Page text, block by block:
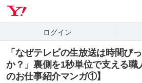
ログイン
「なぜテレビの生放送は時間ぴ
か？」裏側を1秒単位で支える職
のお仕事紹介マンガ①】